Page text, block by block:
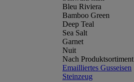
Bleu Riviera
Bamboo Green
Deep Teal
Sea Salt
Garnet
Nuit
Nach Produktsortiment
Emailliertes Gusseisen
Steinzeug